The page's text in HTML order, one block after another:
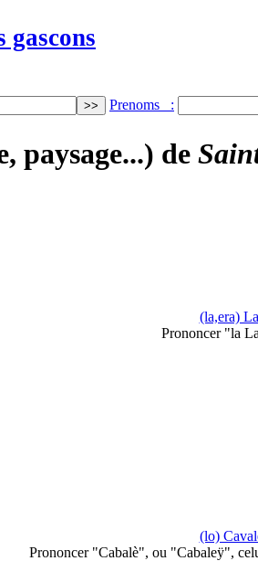
gascons
Prenoms :
paysage...) de
(la,era)
Prononcer "la
(lo)
Prononcer "Cabalè", ou "Cabaleÿ",